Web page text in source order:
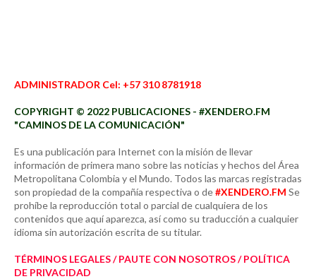
ADMINISTRADOR Cel: +57 310 8781918
COPYRIGHT © 2022 PUBLICACIONES - #XENDERO.FM
"CAMINOS DE LA COMUNICACIÓN"
Es una publicación para Internet con la misión de llevar
información de primera mano sobre las noticias y hechos del Área
Metropolitana Colombia y el Mundo. Todos las marcas registradas
son propiedad de la compañía respectiva o de#XENDERO.FM Se
prohíbe la reproducción total o parcial de cualquiera de los
contenidos que aquí aparezca, así como su traducción a cualquier
idioma sin autorización escrita de su titular.
TÉRMINOS LEGALES / PAUTE CON NOSOTROS / POLÍTICA
DE PRIVACIDAD